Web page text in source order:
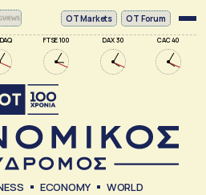
FTSE 100 DAX 30 CAC 40
ΟΤ Markets OT Forum
ECONOMY WORLD